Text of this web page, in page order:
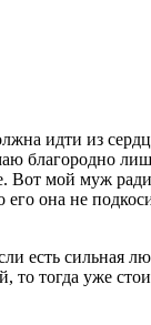
идти из
Вот мой муж
его она не
есть сильная
тогда уже